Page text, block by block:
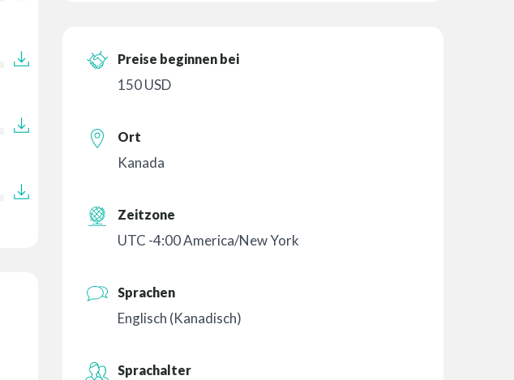
Preise beginnen bei
150 USD
Ort
Kanada
Zeitzone
UTC -4:00 America/New York
Sprachen
Englisch (Kanadisch)
Sprachalter